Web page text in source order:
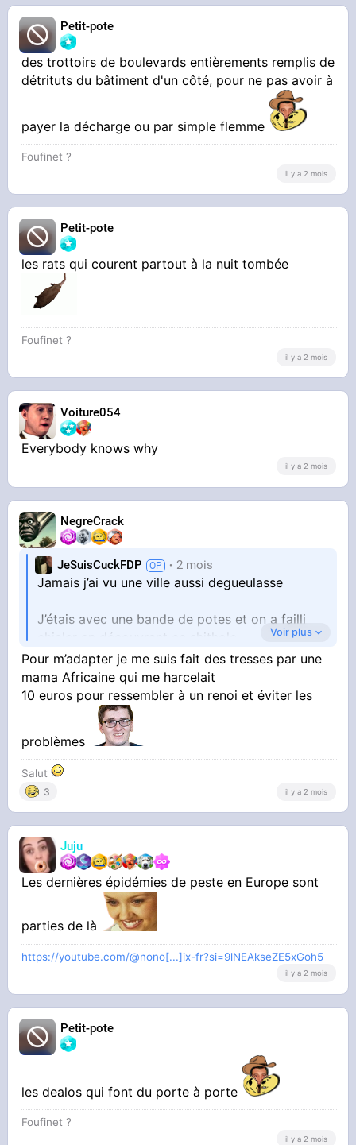
Petit-pote
des trottoirs de boulevards entièrements remplis de
détrituts du bâtiment d'un côté, pour ne pas avoir à
payer la décharge ou par simple flemme
Foufinet ?
il y a 2 mois
Petit-pote
les rats qui courent partout à la nuit tombée
Foufinet ?
il y a 2 mois
Voiture054
Everybody knows why
il y a 2 mois
NegreCrack
JeSuisCuckFDP 2 mois
Jamais j’ai vu une ville aussi degueulasse
J’étais avec une bande de potes et on a failli
chialer en découvrant ce shithole
Le pire c’est que beaucoup de gens vont te dire
« c’est normal qu’il y’a des tags sur les
monuments historiques, les tags c’est l’ADN de
Marseille »
Tu descends à la gare, c’est le zoo littéralement
prennent pas soin ?
Pour m’adapter je me suis fait des tresses par
une mama Africaine qui me harcelait
Voir plus
Pour m’adapter je me suis fait des tresses par une
mama Africaine qui me harcelait
10 euros pour ressembler à un renoi et éviter les
problèmes
Salut
3 il y a 2 mois
Juju
Les dernières épidémies de peste en Europe sont
parties de là
https://youtube.com/@nono[...]ix-fr?si=9lNEAkseZE5xGoh5
il y a 2 mois
Petit-pote
les dealos qui font du porte à porte
Foufinet ?
il y a 2 mois